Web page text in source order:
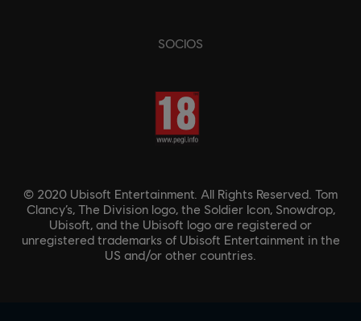
SOCIOS
© 2020 Ubisoft Entertainment. All Rights Reserved. Tom
Clancy’s, The Division logo, the Soldier Icon, Snowdrop,
Ubisoft, and the Ubisoft logo are registered or
unregistered trademarks of Ubisoft Entertainment in the
US and/or other countries.